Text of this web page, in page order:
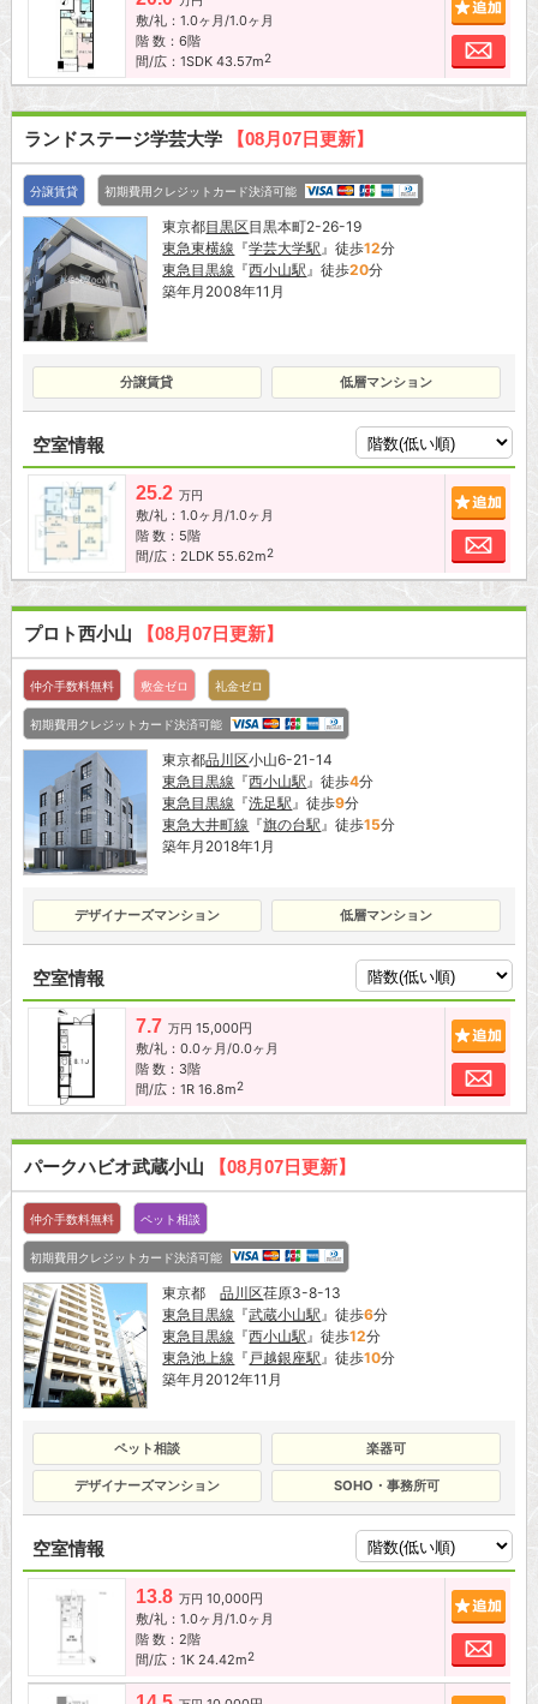
敷/礼：1.0ヶ月/1.0ヶ月
階 数：6階
間/広：1SDK 43.57m2
お
ランドステージ学芸大学 【08月07日更新】
分譲賃貸 初期費用クレジットカード決済可能
東京都目黒区目黒本町2-26-19
東急東横線 『学芸大学駅』徒歩12分
東急目黒線 『西小山駅』徒歩20分
築年月2008年11月
分譲賃貸 低層マンション
空室情報
25.2 万円
敷/礼：1.0ヶ月/1.0ヶ月
階 数：5階
間/広：2LDK 55.62m2
お
プロト西小山 【08月07日更新】
仲介手数料無料 敷金ゼロ 礼金ゼロ
初期費用クレジットカード決済可能
東京都品川区小山6-21-14
東急目黒線 『西小山駅』徒歩4分
東急目黒線 『洗足駅』徒歩9分
東急大井町線 『旗の台駅』徒歩15分
築年月2018年1月
デザイナーズマンション 低層マンション
空室情報
7.7 万円 15,000円
敷/礼：0.0ヶ月/0.0ヶ月
階 数：3階
間/広：1R 16.8m2
お
パークハビオ武蔵小山 【08月07日更新】
仲介手数料無料 ペット相談
初期費用クレジットカード決済可能
東京都品川区荏原3-8-13
東急目黒線 『武蔵小山駅 』徒歩6分
東急目黒線 『西小山駅 』徒歩12分
東急池上線 『 戸越銀座駅 』徒歩10分
築年月2012年11月
ペット相談 楽器可
デザイナーズマンション SOHO・事務所可
空室情報
13.8 万円 10,000円
敷/礼：1.0ヶ月/1.0ヶ月
階 数：2階
間/広：1K 24.42m2
お